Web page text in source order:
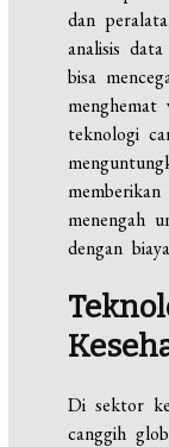
dan
analisis
bisa
teknologi
menengah
dengan
Di sektor
canggih